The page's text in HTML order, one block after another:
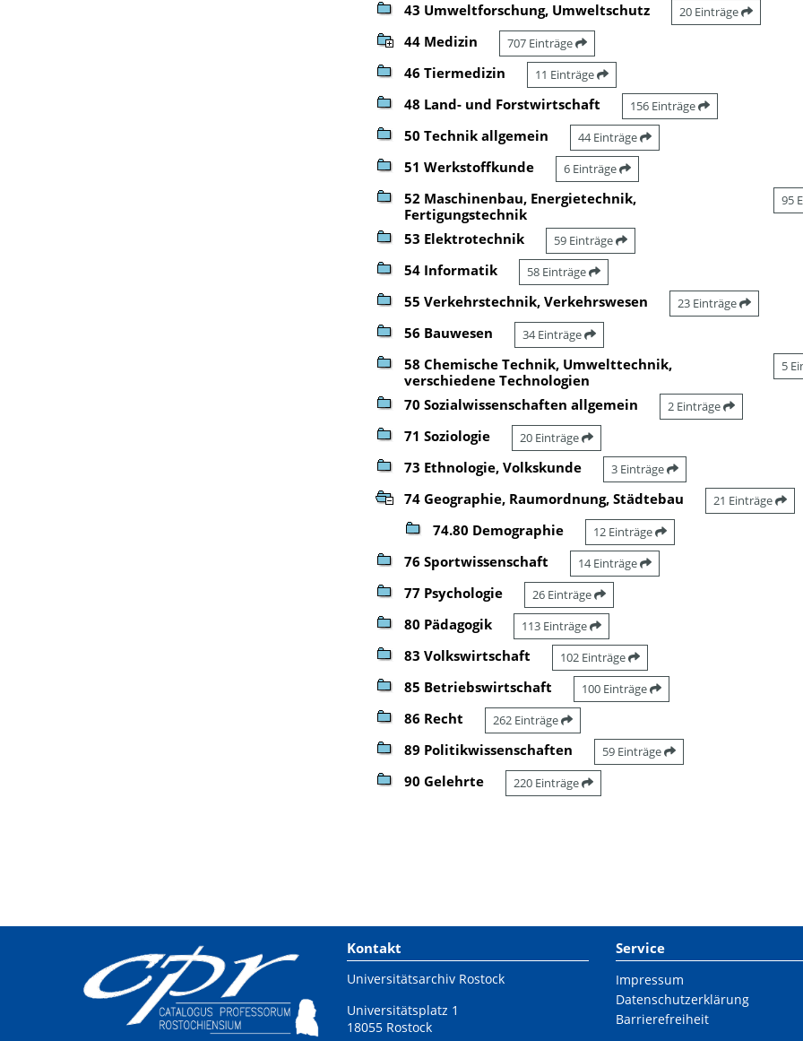
43 Umweltforschung, Umweltschutz 20 Einträge
44 Medizin 707 Einträge
46 Tiermedizin 11 Einträge
48 Land- und Forstwirtschaft 156 Einträge
50 Technik allgemein 44 Einträge
51 Werkstoffkunde 6 Einträge
52 Maschinenbau, Energietechnik,
Fertigungstechnik
95
53 Elektrotechnik 59 Einträge
54 Informatik 58 Einträge
55 Verkehrstechnik, Verkehrswesen 23 Einträge
56 Bauwesen 34 Einträge
58 Chemische Technik, Umwelttechnik,
verschiedene Technologien
5
70 Sozialwissenschaften allgemein 2 Einträge
71 Soziologie 20 Einträge
73 Ethnologie, Volkskunde 3 Einträge
74 Geographie, Raumordnung, Städtebau 21 Einträge
74.80 Demographie 12 Einträge
76 Sportwissenschaft 14 Einträge
77 Psychologie 26 Einträge
80 Pädagogik 113 Einträge
83 Volkswirtschaft 102 Einträge
85 Betriebswirtschaft 100 Einträge
86 Recht 262 Einträge
89 Politikwissenschaften 59 Einträge
90 Gelehrte 220 Einträge
Kontakt
Universitätsarchiv Rostock
Universitätsplatz 1
18055 Rostock
Service
Impressum
Datenschutzerklärung
Barrierefreiheit